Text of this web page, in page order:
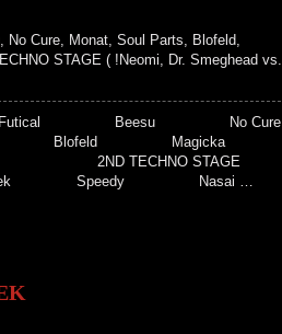
No Cure, Monat, Soul Parts, Blofeld,
STAGE ( !Neomi, Dr. Smeghead vs.
Futical Beesu No Cure
Blofeld Magicka
TECHNO STAGE
Speedy Nasai …